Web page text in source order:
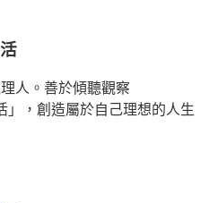
人。善於傾聽觀察
」，創造屬於自己理想的人生